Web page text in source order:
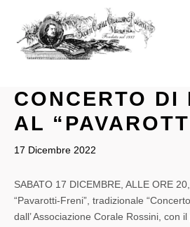
contenuto
CONCERTO DI
AL
17 Dicembre 2022
SABATO 17 DICEMBRE, ALLE ORE
“Pavarotti-Freni”, tradizionale
dall’ Associazione Corale Rossini, con